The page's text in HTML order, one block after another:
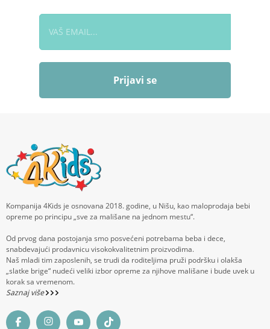
Prijavi se
Kompanija 4Kids je osnovana 2018. godine, u Nišu, kao maloprodaja bebi
opreme po principu „sve za mališane na jednom mestu“.
Od prvog dana postojanja smo posvećeni potrebama beba i dece,
snabdevajući prodavnicu visokokvalitetnim proizvodima.
Naš mladi tim zaposlenih, se trudi da roditeljima pruži podršku i olakša
„slatke brige“ nudeći veliki izbor opreme za njihove mališane i bude uvek u
korak sa vremenom.
Saznaj više